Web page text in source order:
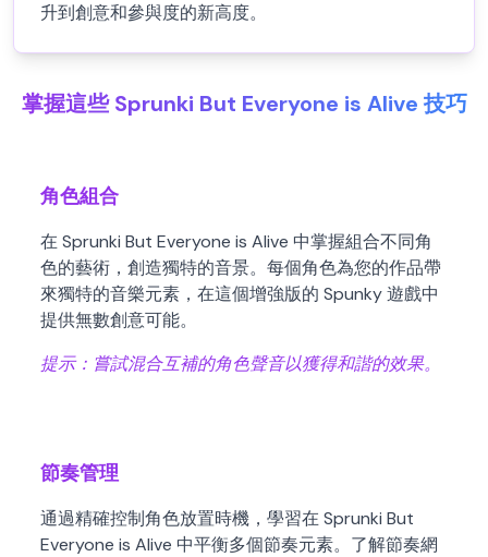
升到創意和參與度的新高度。
掌握這些 Sprunki But Everyone is Alive 技巧
角色組合
在 Sprunki But Everyone is Alive 中掌握組合不同角
色的藝術，創造獨特的音景。每個角色為您的作品帶
來獨特的音樂元素，在這個增強版的 Spunky 遊戲中
提供無數創意可能。
提示： 嘗試混合互補的角色聲音以獲得和諧的效果。
節奏管理
通過精確控制角色放置時機，學習在 Sprunki But
Everyone is Alive 中平衡多個節奏元素。了解節奏網